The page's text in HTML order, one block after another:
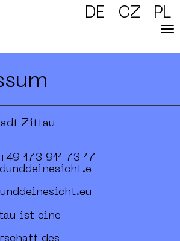
DE CZ PL
Zittau
173 911 73 17
ist eine
des